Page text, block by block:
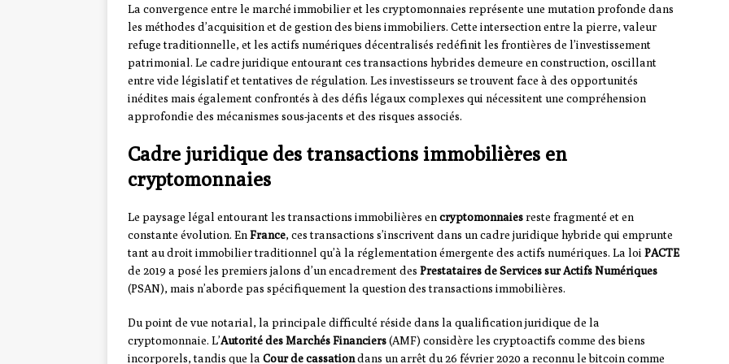
La convergence entre le marché immobilier et les cryptomonnaies représente une mutation profonde dans
les méthodes d’acquisition et de gestion des biens immobiliers. Cette intersection entre la pierre, valeur
refuge traditionnelle, et les actifs numériques décentralisés redéfinit les frontières de l’investissement
patrimonial. Le cadre juridique entourant ces transactions hybrides demeure en construction, oscillant
entre vide législatif et tentatives de régulation. Les investisseurs se trouvent face à des opportunités
inédites mais également confrontés à des défis légaux complexes qui nécessitent une compréhension
approfondie des mécanismes sous-jacents et des risques associés.
Cadre juridique des transactions immobilières en
cryptomonnaies
Le paysage légal entourant les transactions immobilières en cryptomonnaiesreste fragmenté et en
constante évolution. En France, ces transactions s’inscrivent dans un cadre juridique hybride qui emprunte
tant au droit immobilier traditionnel qu’à la réglementation émergente des actifs numériques. La loi PACTE
de 2019 a posé les premiers jalons d’un encadrement des Prestataires de Services sur Actifs Numériques
(PSAN), mais n’aborde pas spécifiquement la question des transactions immobilières.
Du point de vue notarial, la principale difficulté réside dans la qualification juridique de la
cryptomonnaie. L’Autorité des Marchés Financiers(AMF) considère les cryptoactifs comme des biens
incorporels, tandis que la Cour de cassationdans un arrêt du 26 février 2020 a reconnu le bitcoin comme